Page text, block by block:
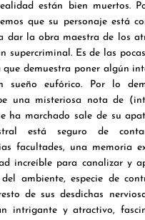
están bien muertos.
que su personaje está
dar la obra maestra de los
supercriminal. Es de las
demuestra poner algún
sueño eufórico. Por lo
una misteriosa nota de
ha marchado sale de su
está seguro de
facultades, una memoria
increíble para canalizar y
ambiente, especie de
de sus desdichas
intrigante y atractivo,